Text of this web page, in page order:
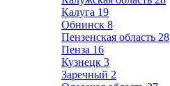
Калуга 19
Обнинск 8
Пензенская область 28
Пенза 16
Кузнецк 3
Заречный 2